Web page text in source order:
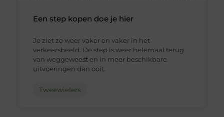
Een step kopen doe je hier
Je ziet ze weer vaker en vaker in het
verkeersbeeld. De step is weer helemaal terug
van weggeweest en in meer beschikbare
uitvoeringen dan ooit.
Tweewielers